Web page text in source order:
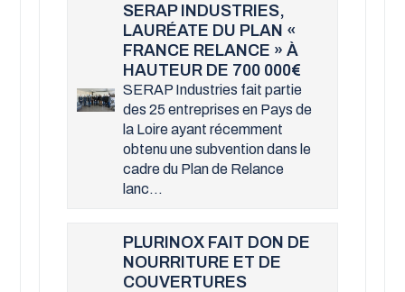
SERAP INDUSTRIES,
LAURÉATE DU PLAN «
FRANCE RELANCE » À
HAUTEUR DE 700 000
SERAP Industries fait partie
des 25 entreprises en Pays de
la Loire ayant récemment
obtenu une subvention dans le
cadre du Plan de Relance
lanc...
PLURINOX FAIT DON DE
NOURRITURE ET DE
COUVERTURES